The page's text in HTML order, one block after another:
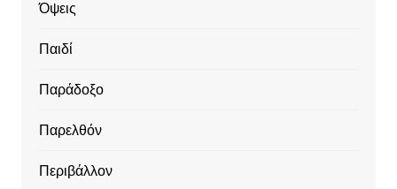
Όψεις
Παιδί
Παράδοξο
Παρελθόν
Περιβάλλον